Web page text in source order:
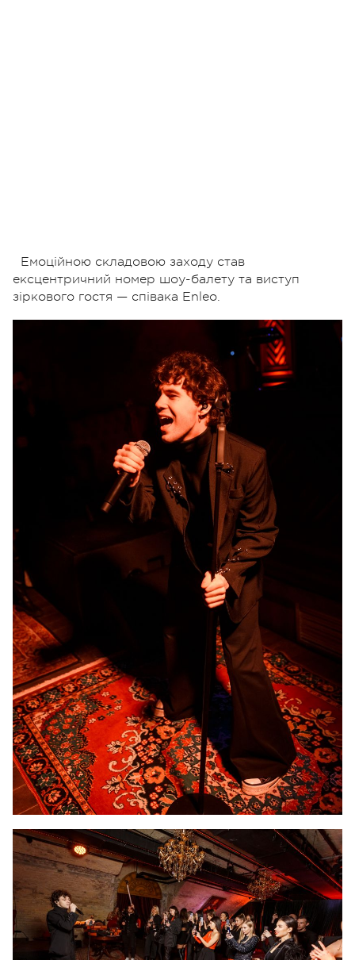
Емоційною складовою заходу став
ексцентричний номер шоу-балету та виступ
зіркового гостя — співака Enleo.